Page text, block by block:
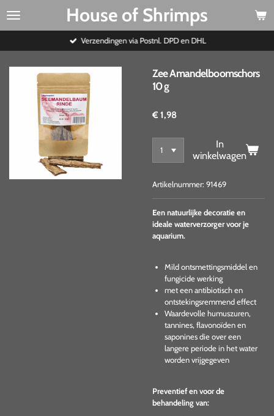
Ga
House of Shrimps
Verzendingen via Postnl. DPD en DHL
Zee Amandelboomschors
10 g
€ 1,98
In
winkelwagen
Artikelnummer: 91469
Een natuurlijke decoratie en
ideale waterverzorger voor je
aquarium.
Mild ontsmettingsmiddel en
fungicide werking
met een antibiotisch en
ontstekingsremmend effect
Waardevolle humuszuren,
tannines, flavonoïden en
saponines die over een
langere periode in het water
worden vrijgegeven
Preventief en voor de
behandeling van: